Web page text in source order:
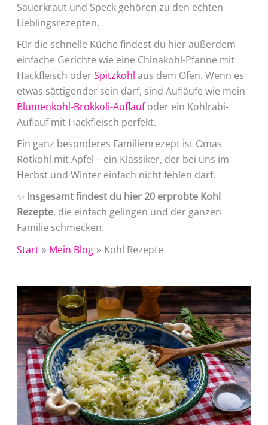
Sauerkraut und Speck gehören zu den echten
Lieblingsrezepten.
Für die schnelle Küche findest du hier außerdem
einfache Gerichte wie eine Chinakohl-Pfanne mit
Hackfleisch oderSpitzkohl aus dem Ofen. Wenn es
etwas sättigender sein darf, sind Aufläufe wie mein
Blumenkohl-Brokkoli-Auflaufoder ein Kohlrabi-
Auflauf mit Hackfleisch perfekt.
Ein ganz besonderes Familienrezept ist Omas
Rotkohl mit Apfel – ein Klassiker, der bei uns im
Herbst und Winter einfach nicht fehlen darf.
✨ Insgesamt findest du hier 20 erprobte Kohl
Rezepte, die einfach gelingen und der ganzen
Familie schmecken.
Start
Mein Blog Kohl Rezepte